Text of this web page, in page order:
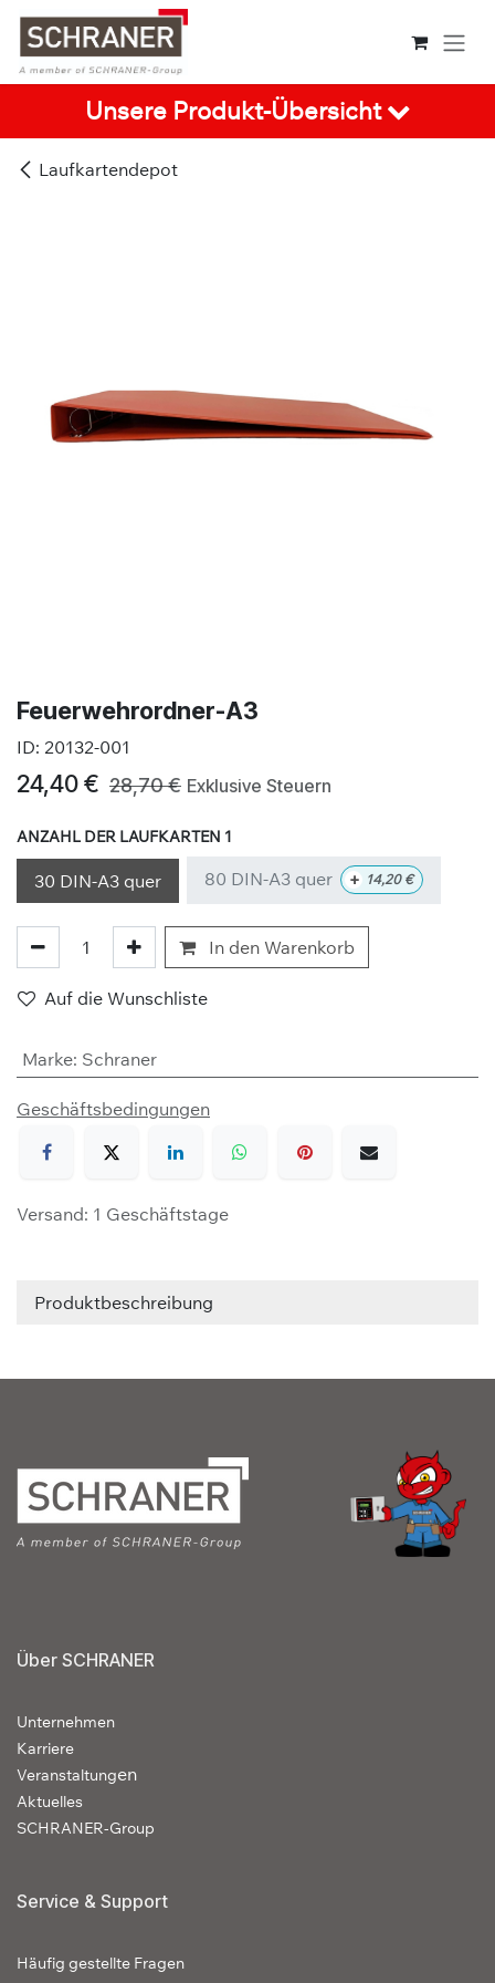
Zum Inhalt springen
Unsere Produkt-Übersicht
Laufkartendepot
Feuerwehrordner-A3
ID: 20132-001
24,40€ 28,70€ Exklusive Steuern
ANZAHL DER LAUFKARTEN 1
30 DIN-A3 quer 80 DIN-A3 quer + 14,20€
In den Warenkorb
Auf die Wunschliste
Marke: Schraner
Geschäftsbedingungen
Versand: 1 Geschäftstage
Produktbeschreibung
Über SCHRANER
Unternehmen
Karriere
Veranstaltungen
Aktuelles
SCHRANER-Group
Service & Support
Häufig gestellte Fragen